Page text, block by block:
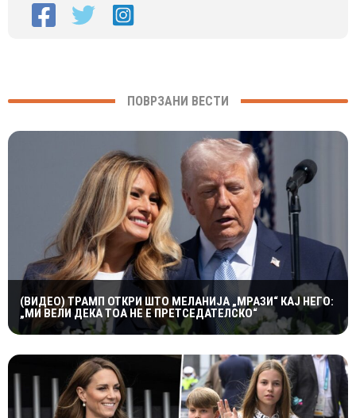
ПОВРЗАНИ ВЕСТИ
(ВИДЕО) ТРАМП ОТКРИ ШТО МЕЛАНИЈА „МРАЗИ“ КАЈ НЕГО:
„МИ ВЕЛИ ДЕКА ТОА НЕ Е ПРЕТСЕДАТЕЛСКО“